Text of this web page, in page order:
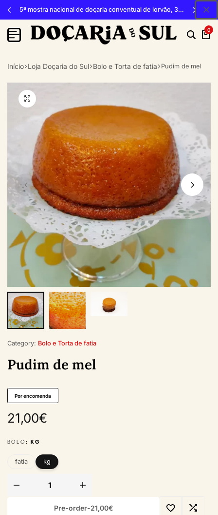
5ª mostra nacional de doçaria conventual de lorvão, 3, 4 e 5 de outubro 2026, penacova
0
Início Loja Doçaria do Sul Bolo e Torta de fatia Pudim de mel
Category: Bolo e Torta de fatia
Pudim de mel
Por encomenda
21,00€
BOLO KG
fatia kg
Pre-order-21,00€